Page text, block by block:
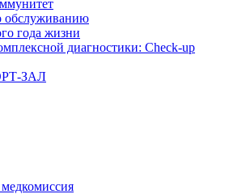
обслуживанию
года жизни
диагностики: Check-up
ЗАЛ